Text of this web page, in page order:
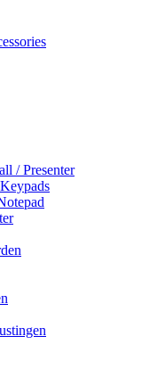
/ Presenter